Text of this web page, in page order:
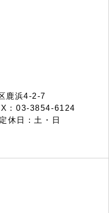
鹿浜4-2-7
：03-3854-6124
休日：土・日